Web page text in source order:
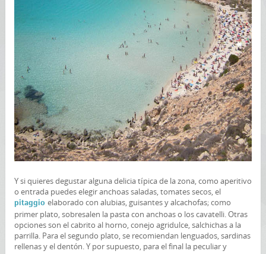
Y si quieres degustar alguna delicia típica de la zona, como aperitivo
o entrada puedes elegir anchoas saladas, tomates secos, el
pitaggio elaborado con alubias, guisantes y alcachofas; como
primer plato, sobresalen la pasta con anchoas o los cavatelli. Otras
opciones son el cabrito al horno, conejo agridulce, salchichas a la
parrilla. Para el segundo plato, se recomiendan lenguados, sardinas
rellenas y el dentón. Y por supuesto, para el final la peculiar y